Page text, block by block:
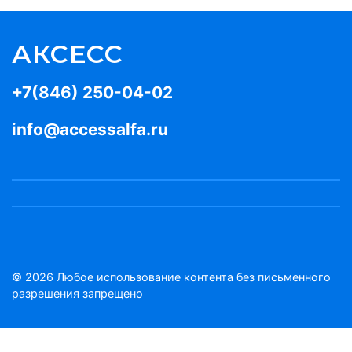
+7(846) 250-04-02
info@accessalfa.ru
АКСЕСС
© 2026 Любое использование контента без письменного
разрешения запрещено